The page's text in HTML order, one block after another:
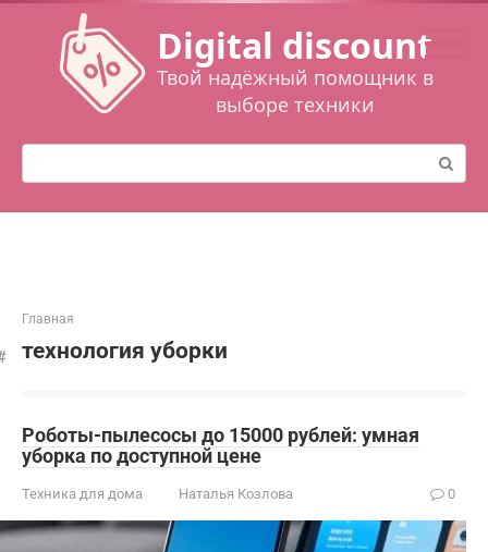
Перейти
контенту
Digital discount
Твой надёжный помощник в
выборе техники
Поиск:
Главная
технология уборки
Роботы-пылесосы до 15000 рублей: умная
уборка по доступной цене
Техника для дома Наталья Козлова 0